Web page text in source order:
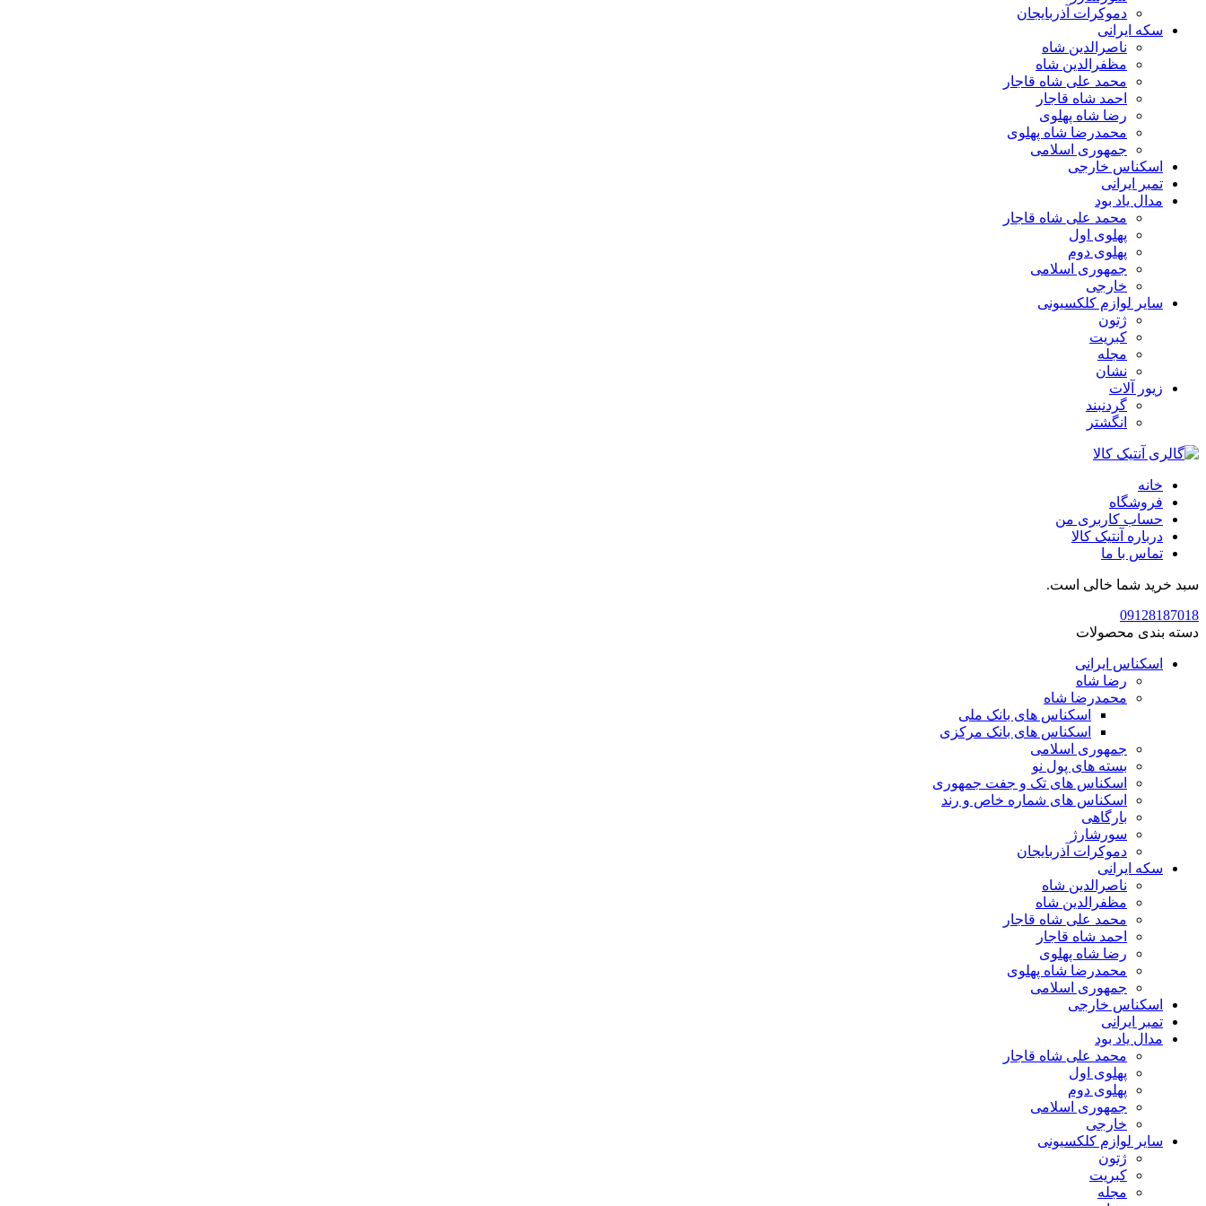
دموکرات آذربایجان
سکه ایرانی
ناصرالدین شاه
مظفرالدین شاه
محمد علی شاه قاجار
احمد شاه قاجار
رضا شاه پهلوی
محمدرضا شاه پهلوی
جمهوری اسلامی
اسکناس خارجی
تمبر ایرانی
مدال یاد بود
محمد علی شاه قاجار
پهلوی اول
پهلوی دوم
جمهوری اسلامی
خارجی
سایر لوازم کلکسیونی
ژتون
کبریت
مجله
نشان
زیور آلات
گردنبند
انگشتر
خانه
فروشگاه
حساب کاربری من
درباره آنتیک کالا
تماس با ما
سبد خرید شما خالی است.
09128187018
دسته بندی محصولات
اسکناس ایرانی
رضا شاه
محمدرضا شاه
اسکناس های بانک ملی
اسکناس های بانک مرکزی
جمهوری اسلامی
بسته های پول نو
اسکناس های تک و جفت جمهوری
اسکناس های شماره خاص و رند
بارگاهی
سورشارژ
دموکرات آذربایجان
سکه ایرانی
ناصرالدین شاه
مظفرالدین شاه
محمد علی شاه قاجار
احمد شاه قاجار
رضا شاه پهلوی
محمدرضا شاه پهلوی
جمهوری اسلامی
اسکناس خارجی
تمبر ایرانی
مدال یاد بود
محمد علی شاه قاجار
پهلوی اول
پهلوی دوم
جمهوری اسلامی
خارجی
سایر لوازم کلکسیونی
ژتون
کبریت
مجله